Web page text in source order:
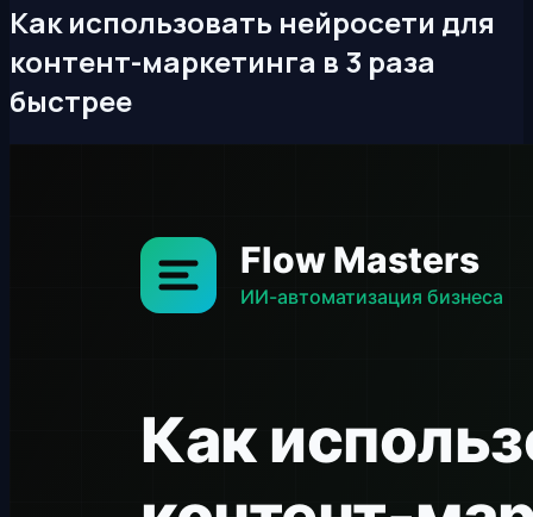
Как использовать нейросети для
контент-маркетинга в 3 раза
быстрее